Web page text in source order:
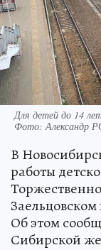
Для детей до 14
Фото: Александр
В
работы
Об этом
Сибирской